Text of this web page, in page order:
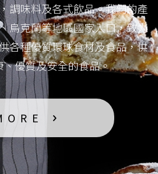
調味料及各式飲品。我們的產
烏克蘭等地區國家入口，致力
各種優質環球食材及食品，供
、優質及安全的食品。